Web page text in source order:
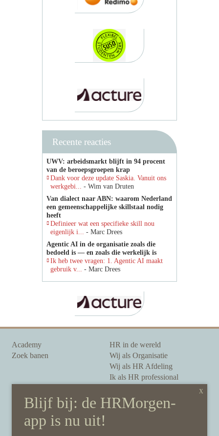
Recente reacties
UWV: arbeidsmarkt blijft in 94 procent
van de beroepsgroepen krap
Dank voor deze update Saskia. Vanuit ons
werkgebi... - Wim van Druten
Van dialect naar ABN: waarom Nederland
een gemeenschappelijke skillstaal nodig
heeft
Definieer wat een specifieke skill nou
eigenlijk i... - Marc Drees
Agentic AI in de organisatie zoals die
bedoeld is — en zoals die werkelijk is
Ik heb twee vragen: 1. Agentic AI maakt
gebruik v... - Marc Drees
Academy
Zoek banen
HR in de wereld
Wij als Organisatie
Wij als HR Afdeling
Ik als HR professional
Onze auteurs
Onze partners
Sponsoring
Over HRMorgen